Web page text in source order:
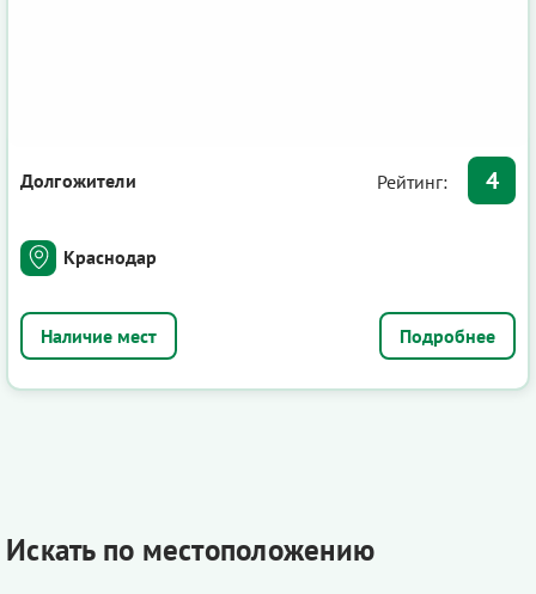
Долгожители Рейтинг: 4
Краснодар
Подробнее
Искать по местоположению